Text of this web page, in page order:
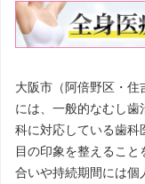
大阪市（阿倍野区・住
には、一般的なむし
科に対応している歯科
目の印象を整えるこ
合いや持続期間には個